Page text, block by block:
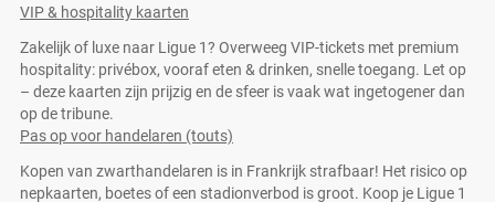
VIP & hospitality kaarten
Zakelijk of luxe naar Ligue 1? Overweeg VIP-tickets met premium
hospitality: privébox, vooraf eten & drinken, snelle toegang. Let op
– deze kaarten zijn prijzig en de sfeer is vaak wat ingetogener dan
op de tribune.
Pas op voor handelaren (touts)
Kopen van zwarthandelaren is in Frankrijk strafbaar! Het risico op
nepkaarten, boetes of een stadionverbod is groot. Koop je Ligue 1